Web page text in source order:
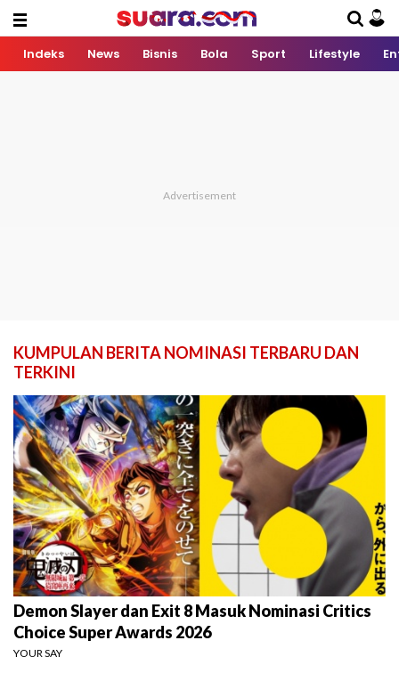
Indeks News Bisnis Bola Sport Lifestyle
KUMPULAN BERITA NOMINASI TERBARU DAN
TERKINI
Demon Slayer dan Exit 8 Masuk Nominasi Critics
Choice Super Awards 2026
YOUR SAY